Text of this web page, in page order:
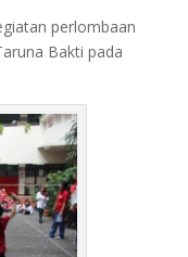
perlombaan
Bakti pada